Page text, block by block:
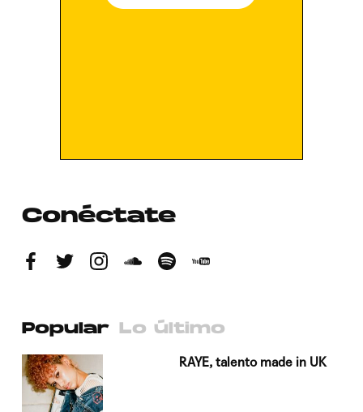
Conéctate
Popular Lo último
RAYE, talento made in UK